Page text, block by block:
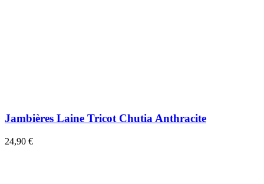
Jambières Laine Tricot Chutia Anthracite
24,90 €